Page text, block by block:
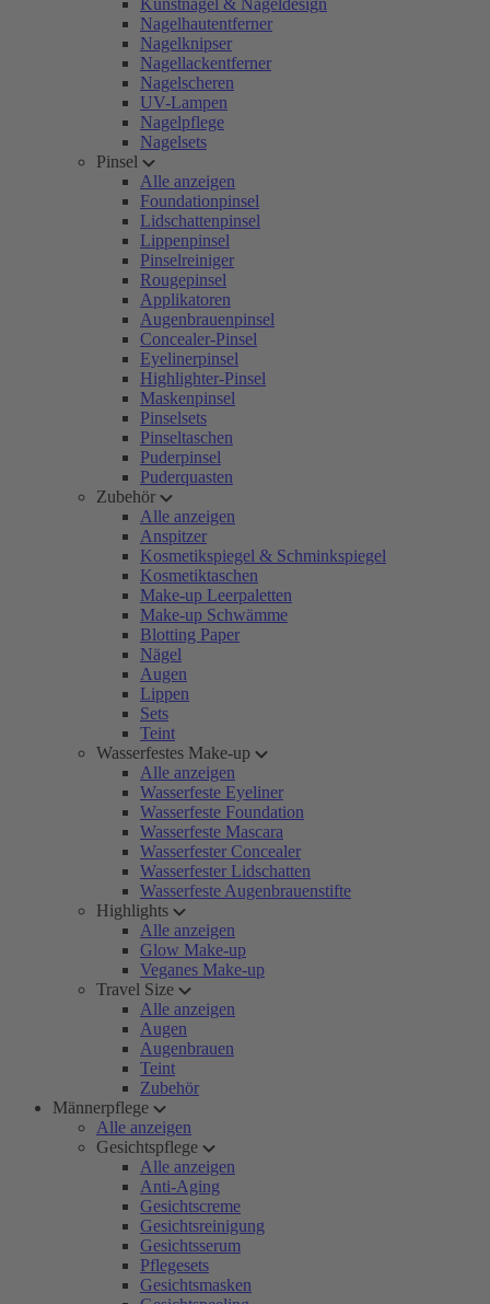
Kunstnägel & Nageldesign
Nagelhautentferner
Nagelknipser
Nagellackentferner
Nagelscheren
UV-Lampen
Nagelpflege
Nagelsets
Pinsel
Alle anzeigen
Foundationpinsel
Lidschattenpinsel
Lippenpinsel
Pinselreiniger
Rougepinsel
Applikatoren
Augenbrauenpinsel
Concealer-Pinsel
Eyelinerpinsel
Highlighter-Pinsel
Maskenpinsel
Pinselsets
Pinseltaschen
Puderpinsel
Puderquasten
Zubehör
Alle anzeigen
Anspitzer
Kosmetikspiegel & Schminkspiegel
Kosmetiktaschen
Make-up Leerpaletten
Make-up Schwämme
Blotting Paper
Nägel
Augen
Lippen
Sets
Teint
Wasserfestes Make-up
Alle anzeigen
Wasserfeste Eyeliner
Wasserfeste Foundation
Wasserfeste Mascara
Wasserfester Concealer
Wasserfester Lidschatten
Wasserfeste Augenbrauenstifte
Highlights
Alle anzeigen
Glow Make-up
Veganes Make-up
Travel Size
Alle anzeigen
Augen
Augenbrauen
Teint
Zubehör
Männerpflege
Alle anzeigen
Gesichtspflege
Alle anzeigen
Anti-Aging
Gesichtscreme
Gesichtsreinigung
Gesichtsserum
Pflegesets
Gesichtsmasken